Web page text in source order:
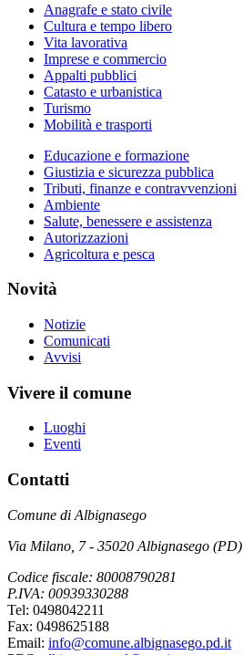
Anagrafe e stato civile
Cultura e tempo libero
Vita lavorativa
Imprese e commercio
Appalti pubblici
Catasto e urbanistica
Turismo
Mobilità e trasporti
Educazione e formazione
Giustizia e sicurezza pubblica
Tributi, finanze e contravvenzioni
Ambiente
Salute, benessere e assistenza
Autorizzazioni
Agricoltura e pesca
Novità
Notizie
Comunicati
Avvisi
Vivere il comune
Luoghi
Eventi
Contatti
Comune di Albignasego
Via Milano, 7 - 35020 Albignasego (PD)
Codice fiscale: 80008790281
P.IVA: 00939330288
Tel: 0498042211
Fax: 0498625188
Email: info@comune.albignasego.pd.it